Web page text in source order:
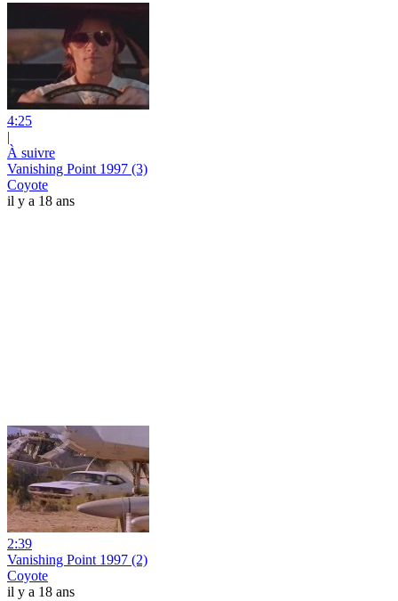
4:25
|
À suivre
Vanishing Point 1997 (3)
Coyote
il y a 18 ans
2:39
Vanishing Point 1997 (2)
Coyote
il y a 18 ans